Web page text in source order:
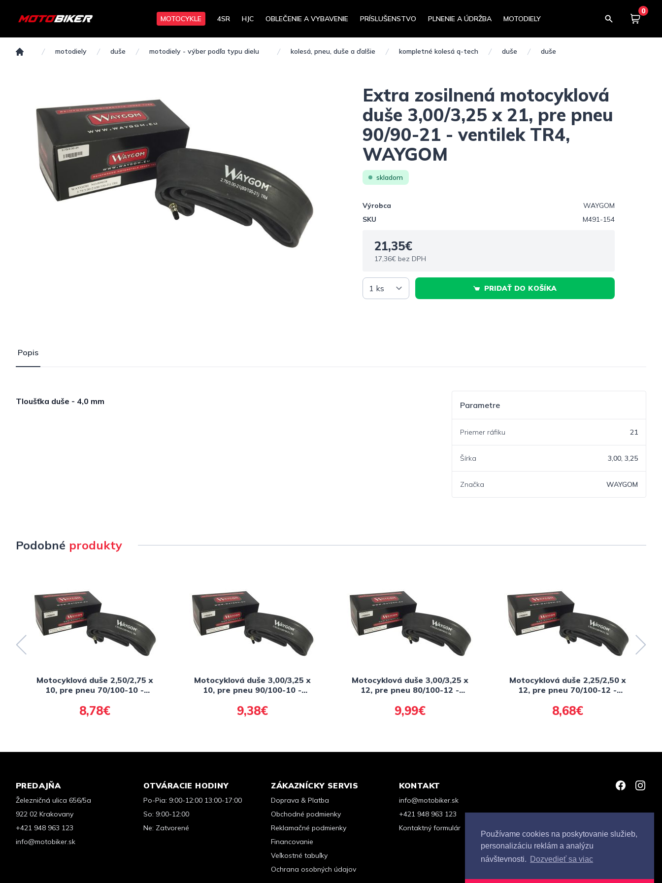
Používame cookies na poskytovanie služieb,
personalizáciu reklám a analýzu
návštevnosti. Dozvedieť sa viac
MOTOCYKLE 4SR HJC OBLEČENIE A VYBAVENIE PRÍSLUŠENSTVO PLNENIE A ÚDRŽBA MOTODIELY
0
Košík
motodiely duše motodiely - výber podľa typu dielu kolesá, pneu, duše a ďalšie kompletné kolesá q-tech duše duše
Extra zosilnená motocyklová
duše 3,00/3,25 x 21, pre pneu
90/90-21 - ventilek TR4,
WAYGOM
skladom
Výrobca
WAYGOM
SKU
M491-154
21,35€
17,36€ bez DPH
PRIDAŤ DO KOŠÍKA
Popis
Tloušťka duše - 4,0 mm Parametre
Priemer ráfiku 21
Šírka 3,00, 3,25
Značka WAYGOM
Podobné produkty
Motocyklová duše 2,50/2,75 x
10, pre pneu 70/100-10 -
WAYGOM
8,78€
Motocyklová duše 3,00/3,25 x
10, pre pneu 90/100-10 -
9,38€
Motocyklová duše 3,00/3,25 x
12, pre pneu 80/100-12 -
9,99€
Motocyklová duše 2,25/2,50 x
12, pre pneu 70/100-12 -
8,68€
PREDAJŇA
Železničná ulica 656/5a
922 02 Krakovany
+421 948 963 123
info@motobiker.sk
OTVÁRACIE HODINY
Po-Pia: 9:00-12:00 13:00-17:00
So: 9:00-12:00
Ne: Zatvorené
ZÁKAZNÍCKY SERVIS
Doprava & Platba
Obchodné podmienky
Reklamačné podmienky
Financovanie
Veľkostné tabuľky
Ochrana osobných údajov
KONTAKT
info@motobiker.sk
+421 948 963 123
Kontaktný formulár